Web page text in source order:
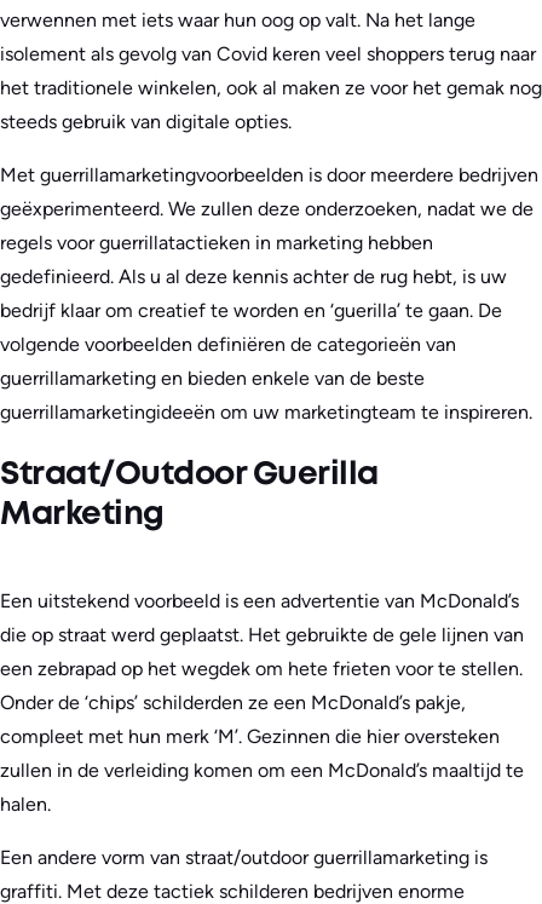
verwennen met iets waar hun oog op valt. Na het lange
isolement als gevolg van Covid keren veel shoppers terug naar
het traditionele winkelen, ook al maken ze voor het gemak nog
steeds gebruik van digitale opties.
Met guerrillamarketingvoorbeelden is door meerdere bedrijven
geëxperimenteerd. We zullen deze onderzoeken, nadat we de
regels voor guerrillatactieken in marketing hebben
gedefinieerd. Als u al deze kennis achter de rug hebt, is uw
bedrijf klaar om creatief te worden en ‘guerilla’ te gaan. De
volgende voorbeelden definiëren de categorieën van
guerrillamarketing en bieden enkele van de beste
guerrillamarketingideeën om uw marketingteam te inspireren.
Straat/Outdoor Guerilla
Marketing
Een uitstekend voorbeeld is een advertentie van McDonald’s
die op straat werd geplaatst. Het gebruikte de gele lijnen van
een zebrapad op het wegdek om hete frieten voor te stellen.
Onder de ‘chips’ schilderden ze een McDonald’s pakje,
compleet met hun merk ‘M’. Gezinnen die hier oversteken
zullen in de verleiding komen om een McDonald’s maaltijd te
halen.
Een andere vorm van straat/outdoor guerrillamarketing is
graffiti. Met deze tactiek schilderen bedrijven enorme